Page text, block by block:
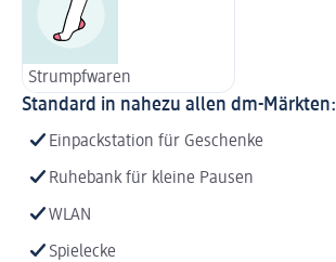
Strumpfwaren
Standard in nahezu allen dm-Märkten:
Einpackstation für Geschenke
Ruhebank für kleine Pausen
WLAN
Spielecke